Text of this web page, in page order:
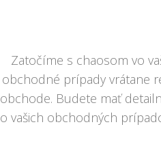
Zatočíme s chaosom vo
obchodné prípady vrátane
obchode. Budete mať
o vašich obchodných